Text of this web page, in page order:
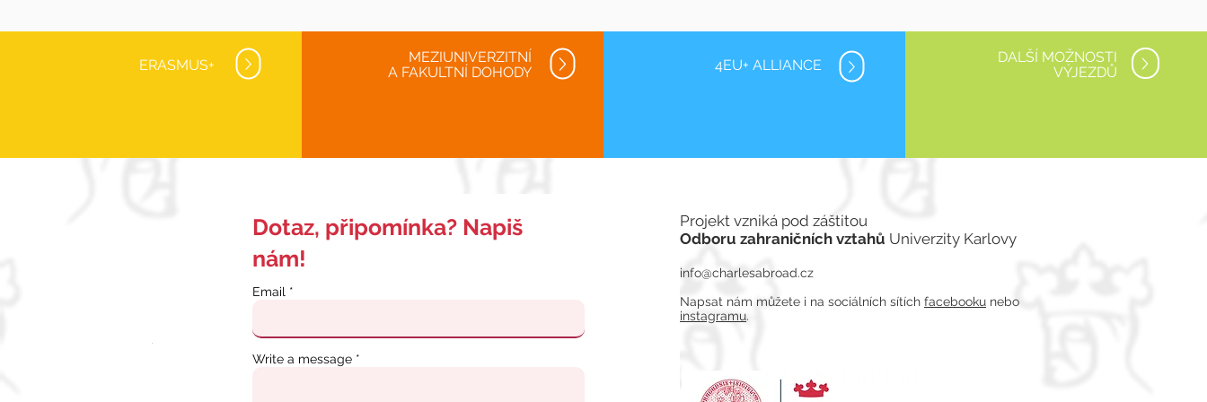
ERASMUS+
MEZIUNIVERZITNÍ
A FAKULTNÍ DOHODY 4EU+ ALLIANCE
DALŠÍ MOŽNOSTI
VÝJEZDŮ
Dotaz, připomínka? Napiš
nám!
Email
Write a message
Projekt vzniká pod záštitou
Odboru zahraničních vztahů Univerzity Karlovy
info@charlesabroad.cz
Napsat nám můžete i na sociálních sítích facebooku nebo
instagramu.